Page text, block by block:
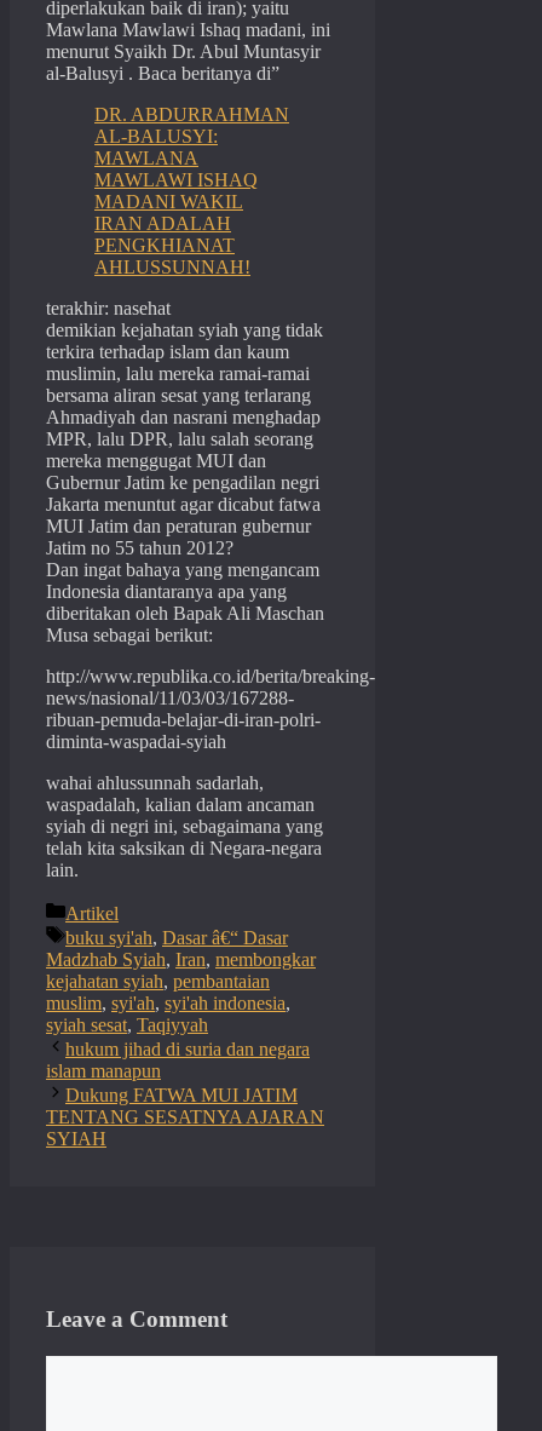
diperlakukan baik di iran); yaitu
Mawlana Mawlawi Ishaq madani, ini
menurut Syaikh Dr. Abul Muntasyir
al-Balusyi . Baca beritanya di”
DR. ABDURRAHMAN
AL-BALUSYI:
MAWLANA
MAWLAWI ISHAQ
MADANI WAKIL
IRAN ADALAH
PENGKHIANAT
AHLUSSUNNAH!
terakhir: nasehat
demikian kejahatan syiah yang tidak
terkira terhadap islam dan kaum
muslimin, lalu mereka ramai-ramai
bersama aliran sesat yang terlarang
Ahmadiyah dan nasrani menghadap
MPR, lalu DPR, lalu salah seorang
mereka menggugat MUI dan
Gubernur Jatim ke pengadilan negri
Jakarta menuntut agar dicabut fatwa
MUI Jatim dan peraturan gubernur
Jatim no 55 tahun 2012?
Dan ingat bahaya yang mengancam
Indonesia diantaranya apa yang
diberitakan oleh Bapak Ali Maschan
Musa sebagai berikut:
http://www.republika.co.id/berita/breaking-
news/nasional/11/03/03/167288-
ribuan-pemuda-belajar-di-iran-polri-
diminta-waspadai-syiah
wahai ahlussunnah sadarlah,
waspadalah, kalian dalam ancaman
syiah di negri ini, sebagaimana yang
telah kita saksikan di Negara-negara
lain.
Categories
Artikel
Tags
buku syi'ah, Dasar â€“ Dasar
Madzhab Syiah, Iran, membongkar
kejahatan syiah, pembantaian
muslim, syi'ah, syi'ah indonesia,
syiah sesat, Taqiyyah
hukum jihad di suria dan negara
islam manapun
Dukung FATWA MUI JATIM
TENTANG SESATNYA AJARAN
SYIAH
Leave a Comment